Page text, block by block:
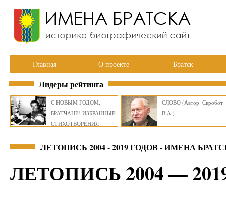
Главная О проекте Братск
Лидеры рейтинга
С НОВЫМ ГОДОМ,
БРАТЧАНЕ! ИЗБРАННЫЕ
СТИХОТВОРЕНИЯ
СЛОВО (Автор: Скробот
В.А.)
ЛЕТОПИСЬ 2004 - 2019 ГОДОВ - ИМЕНА
ЛЕТОПИСЬ 2004 —